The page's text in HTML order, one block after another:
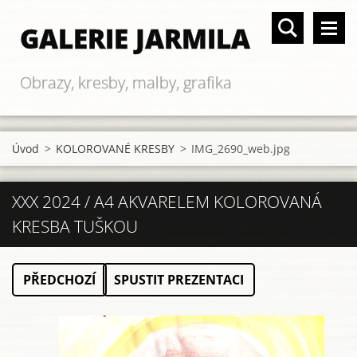
GALERIE JARMILA
Obrazy, kresby, malby, grafika
Úvod > KOLOROVANÉ KRESBY > IMG_2690_web.jpg
XXX 2024 / A4 AKVARELEM KOLOROVANÁ
KRESBA TUŠKOU
PŘEDCHOZÍ SPUSTIT PREZENTACI